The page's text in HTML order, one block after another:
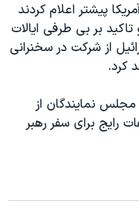
پیشتر اعلام کردند
بر بی طرفی ایالات
از شرکت در سخنرانی
کرد.
نمایندگان از
رایج برای سفر رهبر